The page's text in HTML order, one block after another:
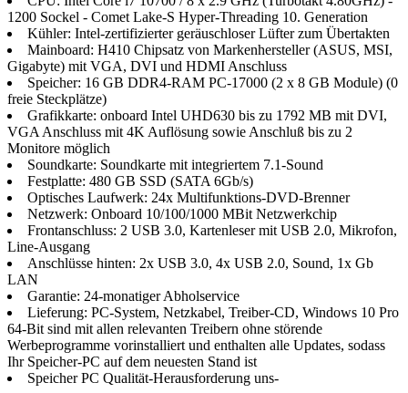
1200 Sockel - Comet Lake-S Hyper-Threading 10. Generation
Kühler: Intel-zertifizierter geräuschloser Lüfter zum Übertakten
Mainboard: H410 Chipsatz von Markenhersteller (ASUS, MSI,
Gigabyte) mit VGA, DVI und HDMI Anschluss
Speicher: 16 GB DDR4-RAM PC-17000 (2 x 8 GB Module) (0
freie Steckplätze)
Grafikkarte: onboard Intel UHD630 bis zu 1792 MB mit DVI,
VGA Anschluss mit 4K Auflösung sowie Anschluß bis zu 2
Monitore möglich
Soundkarte: Soundkarte mit integriertem 7.1-Sound
Festplatte: 480 GB SSD (SATA 6Gb/​s)
Optisches Laufwerk: 24x Multifunktions-DVD-Brenner
Netzwerk: Onboard 10/100/1000 MBit Netzwerkchip
Frontanschluss: 2 USB 3.0, Kartenleser mit USB 2.0, Mikrofon,
Line-Ausgang
Anschlüsse hinten: 2x USB 3.0, 4x USB 2.0, Sound, 1x Gb
LAN
Garantie: 24-monatiger Abholservice
Lieferung: PC-System, Netzkabel, Treiber-CD, Windows 10 Pro
64-Bit sind mit allen relevanten Treibern ohne störende
Werbeprogramme vorinstalliert und enthalten alle Updates, sodass
Ihr Speicher-PC auf dem neuesten Stand ist
Speicher PC Qualität-Herausforderung uns-